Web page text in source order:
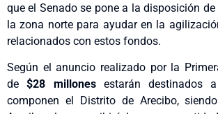
que el Senado se pone a la disposición
la zona norte para ayudar en la
relacionados con estos fondos.
Según el anuncio realizado por la
de$28 millonesestarán destinados
componen el Distrito de Arecibo,